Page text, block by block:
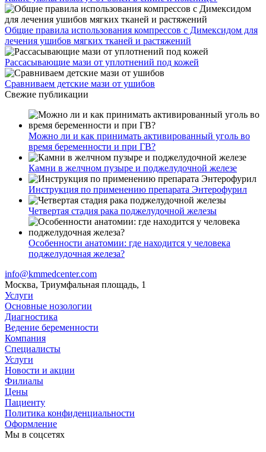
Общие правила использования компрессов с Димексидом для
лечения ушибов мягких тканей и растяжений
Рассасывающие мази от уплотнений под кожей
Сравниваем детские мази от ушибов
Свежие публикации
Можно ли и как принимать активированный уголь во
время беременности и при ГВ?
Камни в желчном пузыре и поджелудочной железе
Инструкция по применению препарата Энтерофурил
Четвертая стадия рака поджелудочной железы
Особенности анатомии: где находится у человека
поджелудочная железа?
info@kmmedcenter.com
Москва, Триумфальная площадь, 1
Услуги
Основные нозологии
Диагностика
Ведение беременности
Компания
Специалисты
Услуги
Новости и акции
Филиалы
Цены
Пациенту
Политика конфиденциальности
Оформление
Мы в соцсетях